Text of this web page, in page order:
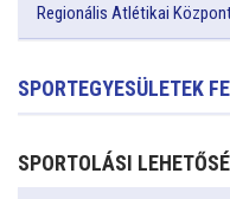
Regionális Atlétikai
SPORTEGYESÜLETEK
SPORTOLÁSI